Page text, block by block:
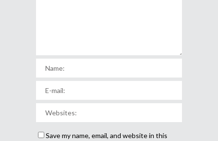
Save my name, email, and website in this